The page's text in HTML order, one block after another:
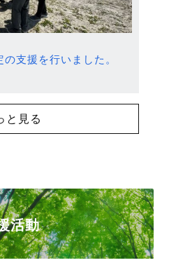
支援を行いました。
と見る
活動